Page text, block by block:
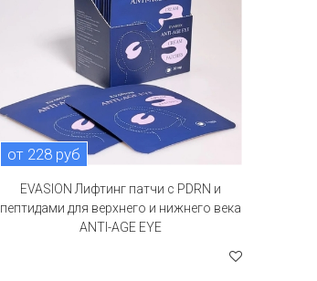
от 228 руб
EVASION Лифтинг патчи с PDRN и
пептидами для верхнего и нижнего века
ANTI-AGE EYE